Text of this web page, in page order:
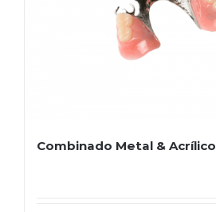
Combinado Metal & Acrílico